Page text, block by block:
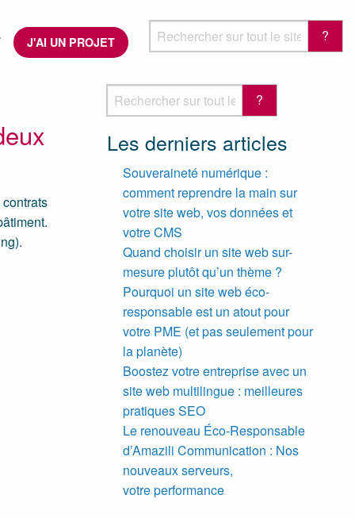
J'AI UN PROJET
Les derniers articles
Souveraineté numérique :
comment reprendre la main sur
votre site web, vos données et
votre CMS
Quand choisir un site web sur-
mesure plutôt qu’un thème ?
Pourquoi un site web éco-
responsable est un atout pour
votre PME (et pas seulement pour
la planète)
Boostez votre entreprise avec un
site web multilingue : meilleures
pratiques SEO
Le renouveau Éco-Responsable
d’Amazili Communication : Nos
nouveaux serveurs,
votre performance